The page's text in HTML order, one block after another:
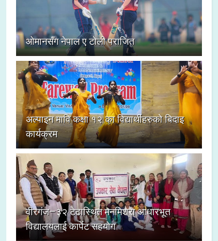
ओमानसँग नेपाल ए टोली पराजित
अल्पाइन मावि कक्षा १२ का विद्यार्थीहरुको बिदाइ
कार्यक्रम
वीरगंज–३२ टेढास्थित मनमिश्रा आधारभूत
विद्यालयलाई कार्पेट सहयोग